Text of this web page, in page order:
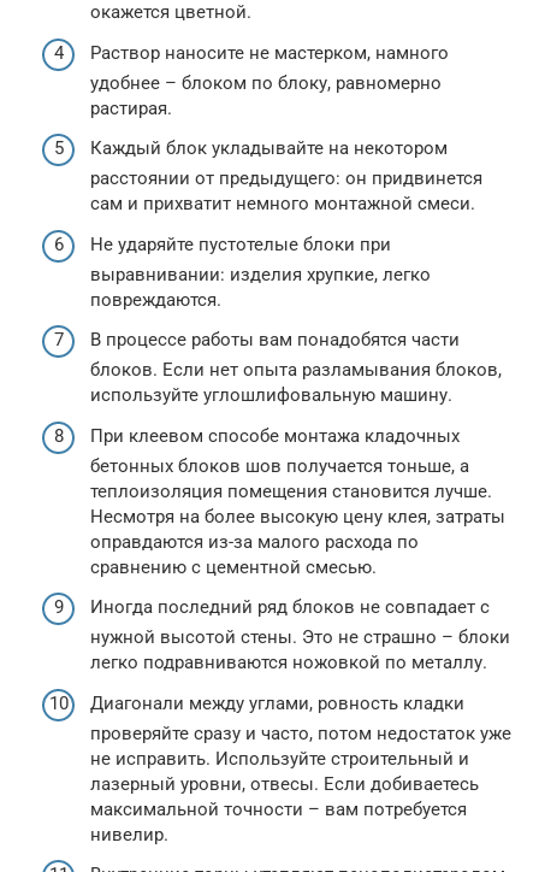
окажется цветной.
Раствор наносите не мастерком, намного
удобнее – блоком по блоку, равномерно
растирая.
Каждый блок укладывайте на некотором
расстоянии от предыдущего: он придвинется
сам и прихватит немного монтажной смеси.
Не ударяйте пустотелые блоки при
выравнивании: изделия хрупкие, легко
повреждаются.
В процессе работы вам понадобятся части
блоков. Если нет опыта разламывания блоков,
используйте углошлифовальную машину.
При клеевом способе монтажа кладочных
бетонных блоков шов получается тоньше, а
теплоизоляция помещения становится лучше.
Несмотря на более высокую цену клея, затраты
оправдаются из-за малого расхода по
сравнению с цементной смесью.
Иногда последний ряд блоков не совпадает с
нужной высотой стены. Это не страшно – блоки
легко подравниваются ножовкой по металлу.
Диагонали между углами, ровность кладки
проверяйте сразу и часто, потом недостаток уже
не исправить. Используйте строительный и
лазерный уровни, отвесы. Если добиваетесь
максимальной точности – вам потребуется
нивелир.